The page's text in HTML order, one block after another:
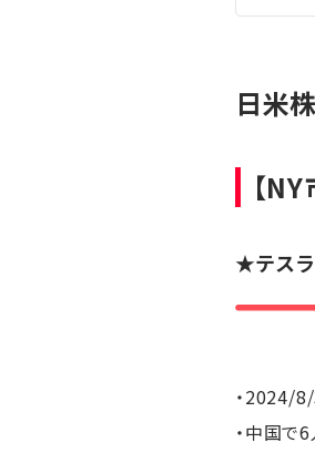
日米
【
★テスラ
・2024/
・中国で